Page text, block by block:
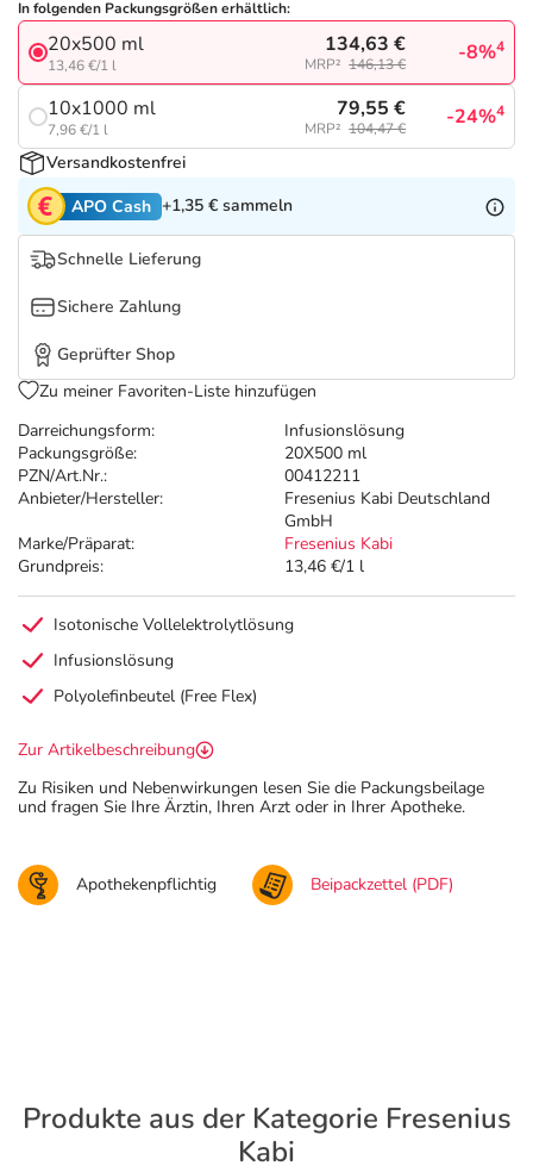
Tierapotheke
Vitamine & Mineralstoffe
Marken
Salus Deals
Darreichungsform:
Infusionslösung
Packungsgröße:
20X500 ml
PZN/Art.Nr.:
00412211
Anbieter/Hersteller:
Fresenius Kabi Deutschland
GmbH
Marke/Präparat:
Fresenius Kabi
Grundpreis:
13,46 €/1 l
In folgenden Packungsgrößen erhältlich:
20x500 ml
13,46 €/1 l
134,63 €
MRP² 146,13 € -8%4
10x1000 ml
7,96 €/1 l
79,55 €
MRP² 104,47 € -24%4
Versandkostenfrei
APO Cash +1,35 € sammeln
Schnelle Lieferung
Sichere Zahlung
Geprüfter Shop
Zu meiner Favoriten-Liste hinzufügen
Isotonische Vollelektrolytlösung
Infusionslösung
Polyolefinbeutel (Free Flex)
Zur Artikelbeschreibung
Zu Risiken und Nebenwirkungen lesen Sie die Packungsbeilage
und fragen Sie Ihre Ärztin, Ihren Arzt oder in Ihrer Apotheke.
Apothekenpflichtig Beipackzettel (PDF)
Produkte aus der Kategorie Fresenius
Kabi